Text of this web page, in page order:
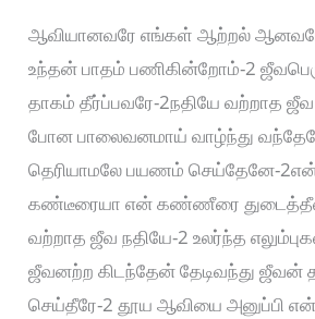
ஆவியானவரே எங்கள் ஆற்றல்
உந்தன் பாதம் பணிகின்றோம்-2
தாகம் தீர்ப்பவரே-2நதியே வற்றாத
போன பாலைவனமாய் வாழ்ந்து
தெரியாமலே பயணம் செய்தேனே-
கண்டீரையா என் கண்ணீரை
வற்றாத ஜீவ நதியே-2 உலர்ந்த
ஜீவனற்ற கிடந்தேன் தேடிவந்து ஜீவன்
செய்தீரே-2 தூய ஆவியை அனுப்பி